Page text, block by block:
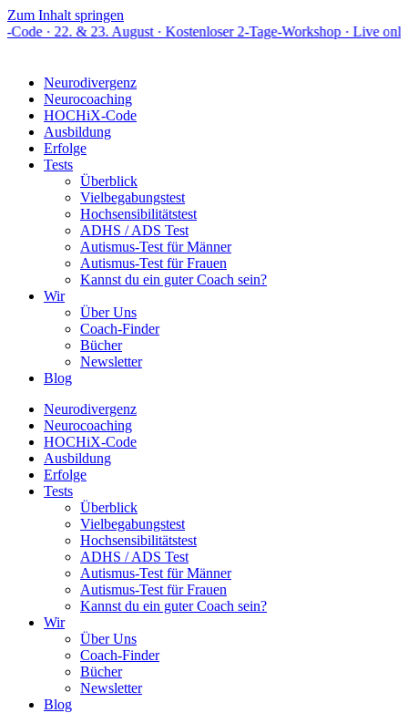
Zum Inhalt springen
& 23. August · Kostenloser 2-Tage-Workshop · Live online
Neurodivergenz
Neurocoaching
HOCHiX-Code
Ausbildung
Erfolge
Tests
Überblick
Vielbegabungstest
Hochsensibilitätstest
ADHS / ADS Test
Autismus-Test für Männer
Autismus-Test für Frauen
Kannst du ein guter Coach sein?
Wir
Über Uns
Coach-Finder
Bücher
Newsletter
Blog
Neurodivergenz
Neurocoaching
HOCHiX-Code
Ausbildung
Erfolge
Tests
Überblick
Vielbegabungstest
Hochsensibilitätstest
ADHS / ADS Test
Autismus-Test für Männer
Autismus-Test für Frauen
Kannst du ein guter Coach sein?
Wir
Über Uns
Coach-Finder
Bücher
Newsletter
Blog